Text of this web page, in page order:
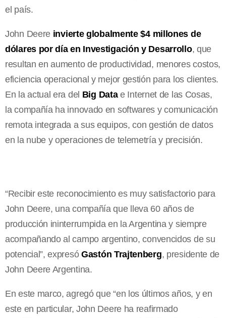
el país.
John Deere invierte globalmente $4 millones de
dólares por día en Investigación y Desarrollo, que
resultan en aumento de productividad, menores costos,
eficiencia operacional y mejor gestión para los clientes.
En la actual era del Big Datae Internet de las Cosas,
la compañía ha innovado en softwares y comunicación
remota integrada a sus equipos, con gestión de datos
en la nube y operaciones de telemetría y precisión.
“Recibir este reconocimiento es muy satisfactorio para
John Deere, una compañía que lleva 60 años de
producción ininterrumpida en la Argentina y siempre
acompañando al campo argentino, convencidos de su
potencial”, expresó Gastón Trajtenberg, presidente de
John Deere Argentina.
En este marco, agregó que “en los últimos años, y en
este en particular, John Deere ha reafirmado